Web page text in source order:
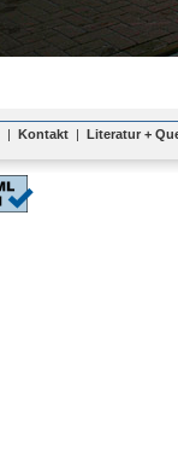
| Kontakt | Literatur +